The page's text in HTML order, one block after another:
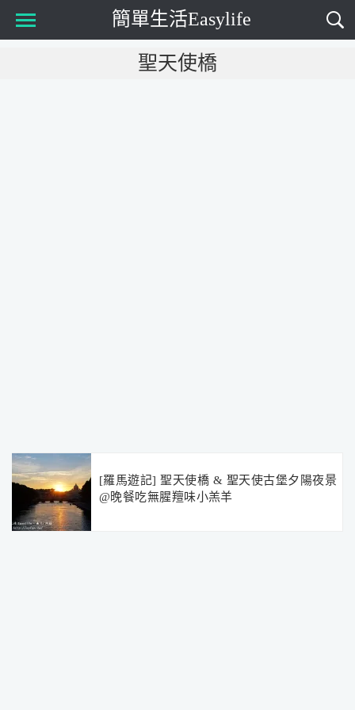
簡單生活Easylife
聖天使橋
[羅馬遊記] 聖天使橋 & 聖天使古堡夕陽夜景
@晚餐吃無腥羶味小羔羊